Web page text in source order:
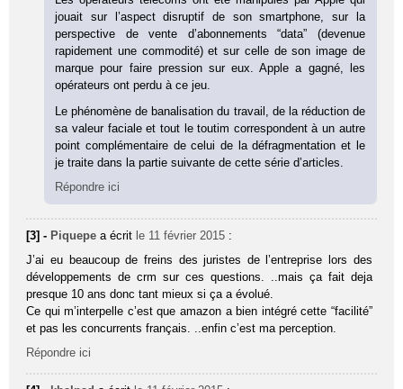
jouait sur l’aspect disruptif de son smartphone, sur la
perspective de vente d’abonnements “data” (devenue
rapidement une commodité) et sur celle de son image de
marque pour faire pression sur eux. Apple a gagné, les
opérateurs ont perdu à ce jeu.
Le phénomène de banalisation du travail, de la réduction de
sa valeur faciale et tout le toutim correspondent à un autre
point complémentaire de celui de la défragmentation et le
je traite dans la partie suivante de cette série d’articles.
Répondre ici
[3] - Piquepe a écrit le 11 février 2015 :
J’ai eu beaucoup de freins des juristes de l’entreprise lors des
développements de crm sur ces questions. ..mais ça fait deja
presque 10 ans donc tant mieux si ça a évolué.
Ce qui m’interpelle c’est que amazon a bien intégré cette “facilité”
et pas les concurrents français. ..enfin c’est ma perception.
Répondre ici